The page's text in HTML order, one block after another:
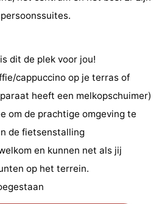
dit de plek voor jou!
cappuccino op je terras of
heeft een melkopschuimer)
om de prachtige omgeving te
de fietsenstalling
en kunnen net als jij
op het terrein.